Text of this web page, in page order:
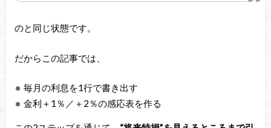
のと同じ状態です。
だからこの記事では、
毎月の利息を1行で書き出す
金利＋1％／＋2％の感応表を作る